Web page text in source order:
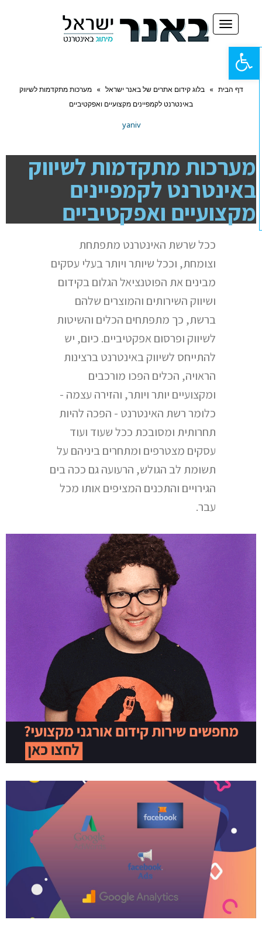
פתח
סרגל
נגישות
תפריט
דף הבית » בלוג קידום אתרים של באנר ישראל »
מערכות מתקדמות לשיווק
באינטרנט לקמפיינים מקצועיים ואפקטיביים
yaniv
מערכות מתקדמות לשיווק
באינטרנט לקמפיינים
מקצועיים ואפקטיביים
ככל שרשת האינטרנט מתפתחת
וצומחת, וככל שיותר ויותר בעלי עסקים
מבינים את הפוטנציאל הגלום בקידום
ושיווק השירותים והמוצרים שלהם
ברשת, כך מתפתחים הכלים והשיטות
לשיווק ופרסום אפקטיביים. כיום, יש
להתייחס לשיווק באינטרנט ברצינות
הראויה, הכלים הפכו מורכבים
ומקצועיים יותר ויותר, והזירה עצמה -
כלומר רשת האינטרנט - הפכה להיות
תחרותית ומסובכת ככל שעוד ועוד
עסקים מצטרפים ומתחרים ביניהם על
תשומת לב הגולש, הרעועה גם ככה בים
הגירויים והתכנים המציפים אותו מכל
עבר.